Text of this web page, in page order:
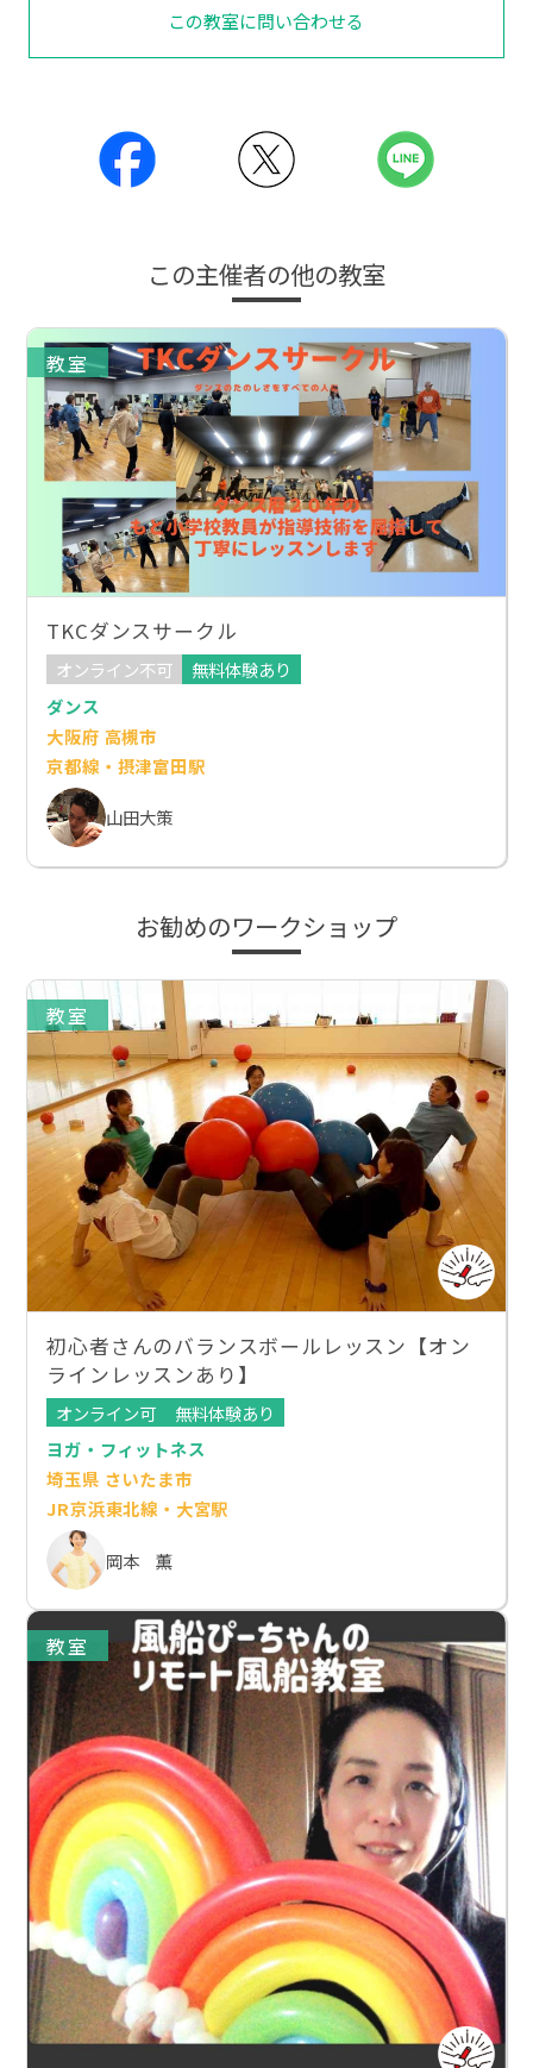
この教室に問い合わせる
この主催者の他の教室
教室
TKCダンスサークル
オンライン不可
無料体験あり
ダンス
大阪府 高槻市
京都線・摂津富田駅
山田大策
お勧めのワークショップ
教室
初心者さんのバランスボールレッスン【オン
ラインレッスンあり】
オンライン可
無料体験あり
ヨガ・フィットネス
埼玉県 さいたま市
JR京浜東北線・大宮駅
岡本 薫
教室